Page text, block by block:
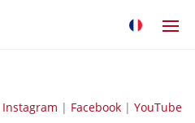
Instagram | Facebook | YouTube